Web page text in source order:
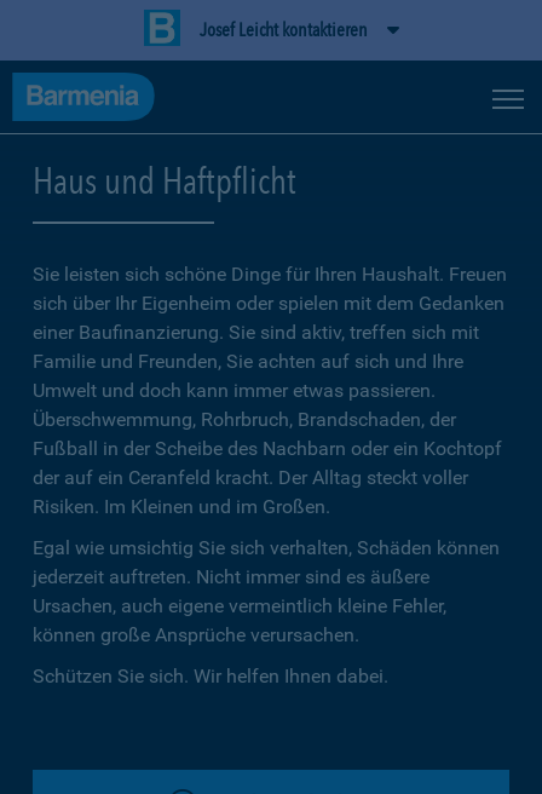
Josef Leicht kontaktieren
Haus und Haftpflicht
Sie leisten sich schöne Dinge für Ihren Haushalt. Freuen
sich über Ihr Eigenheim oder spielen mit dem Gedanken
einer Baufinanzierung. Sie sind aktiv, treffen sich mit
Familie und Freunden, Sie achten auf sich und Ihre
Umwelt und doch kann immer etwas passieren.
Überschwemmung, Rohrbruch, Brandschaden, der
Fußball in der Scheibe des Nachbarn oder ein Kochtopf
der auf ein Ceranfeld kracht. Der Alltag steckt voller
Risiken. Im Kleinen und im Großen.
Egal wie umsichtig Sie sich verhalten, Schäden können
jederzeit auftreten. Nicht immer sind es äußere
Ursachen, auch eigene vermeintlich kleine Fehler,
können große Ansprüche verursachen.
Schützen Sie sich. Wir helfen Ihnen dabei.